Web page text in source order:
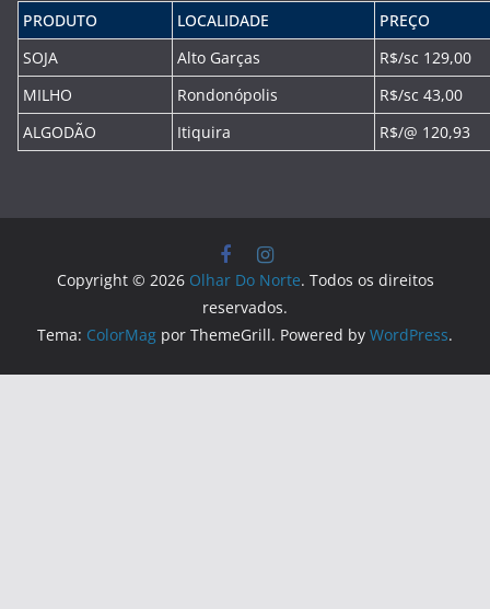
PRODUTO LOCALIDADE
PREÇO
SOJA
Alto Garças
R$/sc 129,00
MILHO
Rondonópolis
R$/sc 43,00
ALGODÃO
Itiquira R$/@ 120,93
Copyright © 2026 Olhar Do Norte. Todos os direitos
reservados.
Tema: ColorMag por ThemeGrill. Powered by WordPress.